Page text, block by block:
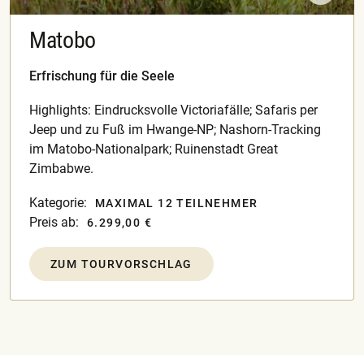
Matobo
Erfrischung für die Seele
Highlights: Eindrucksvolle Victoriafälle; Safaris per
Jeep und zu Fuß im Hwange-NP; Nashorn-Tracking
im Matobo-Nationalpark; Ruinenstadt Great
Zimbabwe.
Kategorie: MAXIMAL 12 TEILNEHMER
Preis ab: 6.299,00 €
ZUM TOURVORSCHLAG